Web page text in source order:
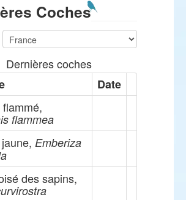
Coches
Dernières coches
Date
flammea
Emberiza
des sapins,